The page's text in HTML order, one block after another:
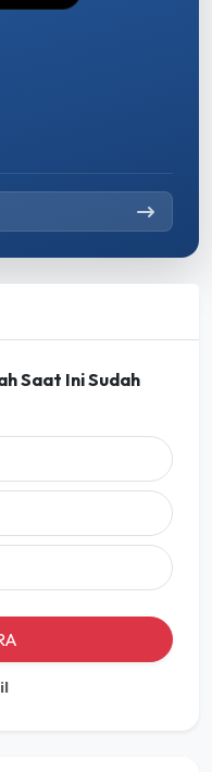
Saat Ini Sudah